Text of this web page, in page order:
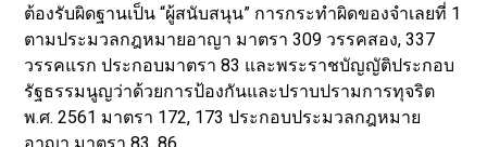
ต้องรับผิดฐานเป็น “ผู้สนับสนุน” การกระทำผิดของจำเลยที่ 1
ตามประมวลกฎหมายอาญา มาตรา 309 วรรคสอง, 337
วรรคแรก ประกอบมาตรา 83 และพระราชบัญญัติประกอบ
รัฐธรรมนูญว่าด้วยการป้องกันและปราบปรามการทุจริต
พ.ศ. 2561 มาตรา 172, 173 ประกอบประมวลกฎหมาย